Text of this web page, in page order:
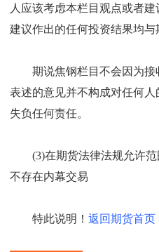
人应该考虑本栏目观点或者
建议作出的任何投资结果均与
期说焦钢栏目不会因为接
表述的意见并不构成对任何
失负任何责任。
(3)在期货法律法规允许范
不存在内幕交易
特此说明！ 返回期货首页